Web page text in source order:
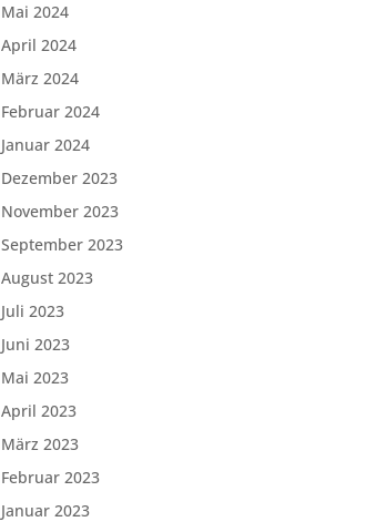
Mai 2024
April 2024
März 2024
Februar 2024
Januar 2024
Dezember 2023
November 2023
September 2023
August 2023
Juli 2023
Juni 2023
Mai 2023
April 2023
März 2023
Februar 2023
Januar 2023